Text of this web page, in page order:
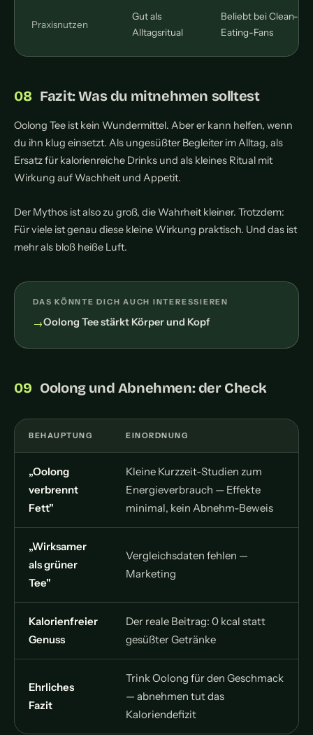
Praxisnutzen
Gut als
Alltagsritual
Beliebt bei Clean-
Eating-Fans
Fazit: Was du mitnehmen solltest
Oolong Tee ist kein Wundermittel. Aber er kann helfen, wenn
du ihn klug einsetzt. Als ungesüßter Begleiter im Alltag, als
Ersatz für kalorienreiche Drinks und als kleines Ritual mit
Wirkung auf Wachheit und Appetit.
Der Mythos ist also zu groß, die Wahrheit kleiner. Trotzdem:
Für viele ist genau diese kleine Wirkung praktisch. Und das ist
mehr als bloß heiße Luft.
DAS KÖNNTE DICH AUCH INTERESSIEREN
Oolong Tee stärkt Körper und Kopf
Oolong und Abnehmen: der Check
BEHAUPTUNG EINORDNUNG
„Oolong
verbrennt
Fett"
Kleine Kurzzeit-Studien zum
Energieverbrauch — Effekte
minimal, kein Abnehm-Beweis
„Wirksamer
als grüner
Tee"
Vergleichsdaten fehlen —
Marketing
Kalorienfreier
Genuss
Der reale Beitrag: 0 kcal statt
gesüßter Getränke
Ehrliches
Fazit
Trink Oolong für den Geschmack
— abnehmen tut das
Kaloriendefizit